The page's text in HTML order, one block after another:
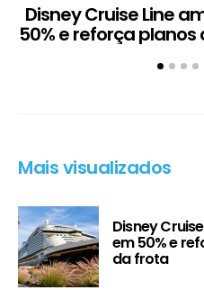
Disney Cruise Line
50% e reforça
Mais visualizados
Disney
em 50% e
da frota